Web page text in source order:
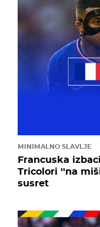
MINIMALNO SLAVLJE
Francuska
Tricolori ''na
susret